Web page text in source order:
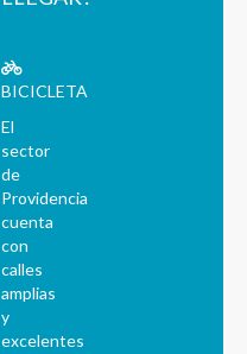
BICICLETA
El
sector
de
Providencia
cuenta
con
calles
amplias
y
excelentes